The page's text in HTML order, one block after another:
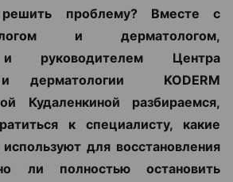
решить проблему? Вместе с
и дерматологом,
и руководителем Центра
и дерматологии KODERM
Кудаленкиной разбираемся,
к специалисту, какие
для восстановления
ли полностью остановить